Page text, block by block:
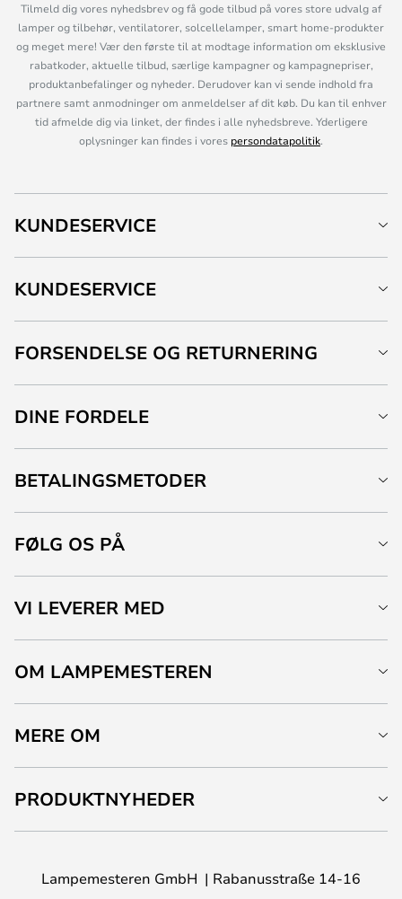
Tilmeld dig vores nyhedsbrev og få gode tilbud på vores store udvalg af
lamper og tilbehør, ventilatorer, solcellelamper, smart home-produkter
og meget mere! Vær den første til at modtage information om eksklusive
rabatkoder, aktuelle tilbud, særlige kampagner og kampagnepriser,
produktanbefalinger og nyheder. Derudover kan vi sende indhold fra
partnere samt anmodninger om anmeldelser af dit køb. Du kan til enhver
tid afmelde dig via linket, der findes i alle nyhedsbreve. Yderligere
oplysninger kan findes i vores persondatapolitik.
KUNDESERVICE
KUNDESERVICE
FORSENDELSE OG RETURNERING
DINE FORDELE
BETALINGSMETODER
FØLG OS PÅ
VI LEVERER MED
OM LAMPEMESTEREN
MERE OM
PRODUKTNYHEDER
Lampemesteren GmbH
Rabanusstraße 14-16